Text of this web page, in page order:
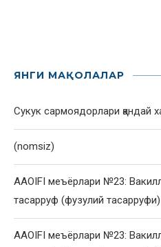
ЯНГИ МАҚОЛАЛАР
Сукук сармоядорлари қандай
(nomsiz)
AAOIFI меъёрлари №23:
тасарруф (фузулий тасарруфи)
AAOIFI меъёрлари №23: